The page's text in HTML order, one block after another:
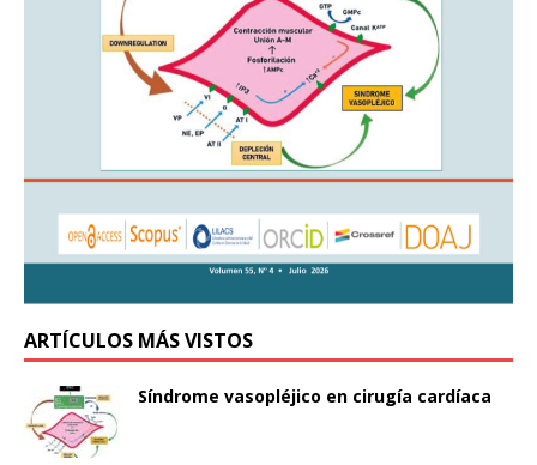
ARTÍCULOS MÁS VISTOS
Síndrome vasopléjico en cirugía cardíaca